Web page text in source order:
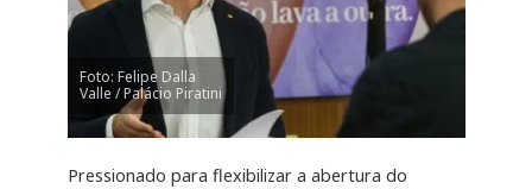
Foto: Felipe Dalla
Valle / Palácio Piratini
Pressionado para flexibilizar a abertura do